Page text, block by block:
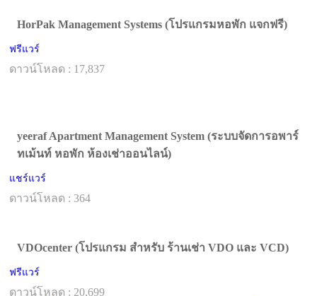
HorPak Management Systems (โปรแกรมหอพัก แจกฟรี)
ฟรีแวร์
ดาวน์โหลด : 17,837
yeeraf Apartment Management System (ระบบจัดการอพาร์
ทเม้นท์ หอพัก ห้องเช่าออนไลน์)
แชร์แวร์
ดาวน์โหลด : 364
VDOcenter (โปรแกรม สำหรับ ร้านเช่า VDO และ VCD)
ฟรีแวร์
ดาวน์โหลด : 20,699